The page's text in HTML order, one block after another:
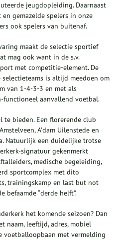
jeugdopleiding. Daarnaast
gemazelde spelers in onze
ook spelers van buitenaf.
maakt de selectie sportief
mag ook want in de s.v.
met competitie-element. De
is altijd meedoen om
van 1-4-3-3 en met als
functioneel aanvallend voetbal.
te bieden. Een florerende club
A’dam Uilenstede en
Natuurlijk een duidelijke trotse
signatuur gekenmerkt
medische begeleiding,
sportcomplex met dito
trainingskamp en last but not
befaamde “derde helft”.
het komende seizoen? Dan
naam, leeftijd, adres, mobiel
voetballoopbaan met vermelding